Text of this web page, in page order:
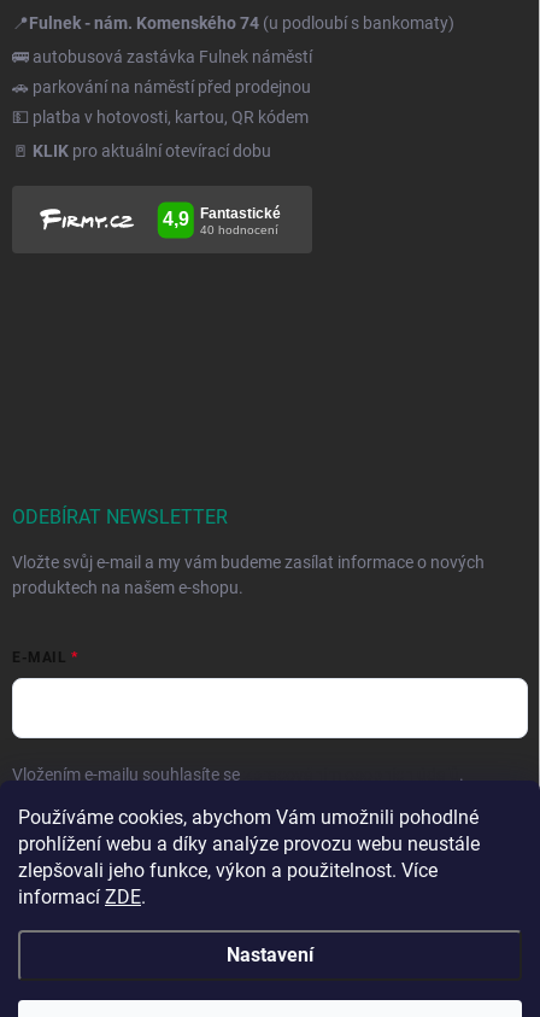
Používáme cookies, abychom Vám umožnili pohodlné
prohlížení webu a díky analýze provozu webu neustále
zlepšovali jeho funkce, výkon a použitelnost. Více
informací ZDE.
Nastavení
📍Fulnek - nám. Komenského 74 (u podloubí s bankomaty)
🚌 autobusová zastávka Fulnek náměstí
🚗 parkování na náměstí před prodejnou
💵 platba v hotovosti, kartou, QR kódem
🚪 KLIK pro aktuální otevírací dobu
ODEBÍRAT NEWSLETTER
Vložte svůj e-mail a my vám budeme zasílat informace o nových
produktech na našem e-shopu.
E-MAIL
Vložením e-mailu souhlasíte se .
Přihlásit se
Copyright 2026Hračky vzdělávačky. Všechna práva vyhrazena.Upravit